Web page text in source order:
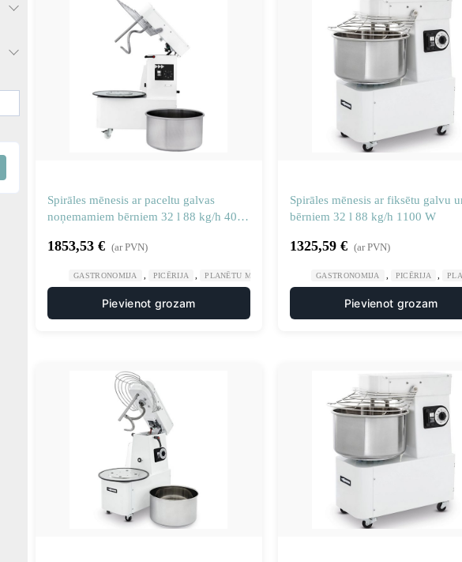
Spirāles mēnesis ar paceltu galvas
noņemamiem bērniem 32 l 88 kg/h 400
1853,53 € (ar PVN)
GASTRONOMIJA PICĒRIJA PLANĒTU MĪKLAS MAISĪTĀJI
Pievienot grozam
Spirāles mēnesis ar fiksētu galvu
bērniem 32 l 88 kg/h 1100 W
1325,59 € (ar PVN)
GASTRONOMIJA PICĒRIJA
Pievienot grozam